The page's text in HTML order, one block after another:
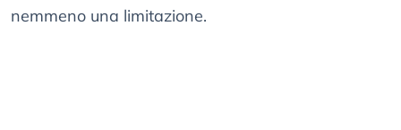
nemmeno una limitazione.